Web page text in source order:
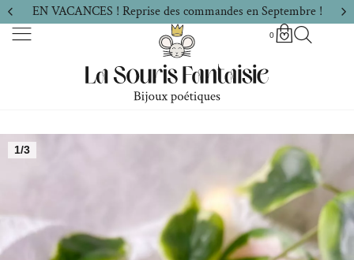
EN VACANCES ! Reprise des commandes en Septembre !
0
1/3